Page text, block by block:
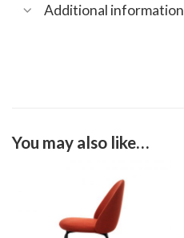
Additional information
You may also like…